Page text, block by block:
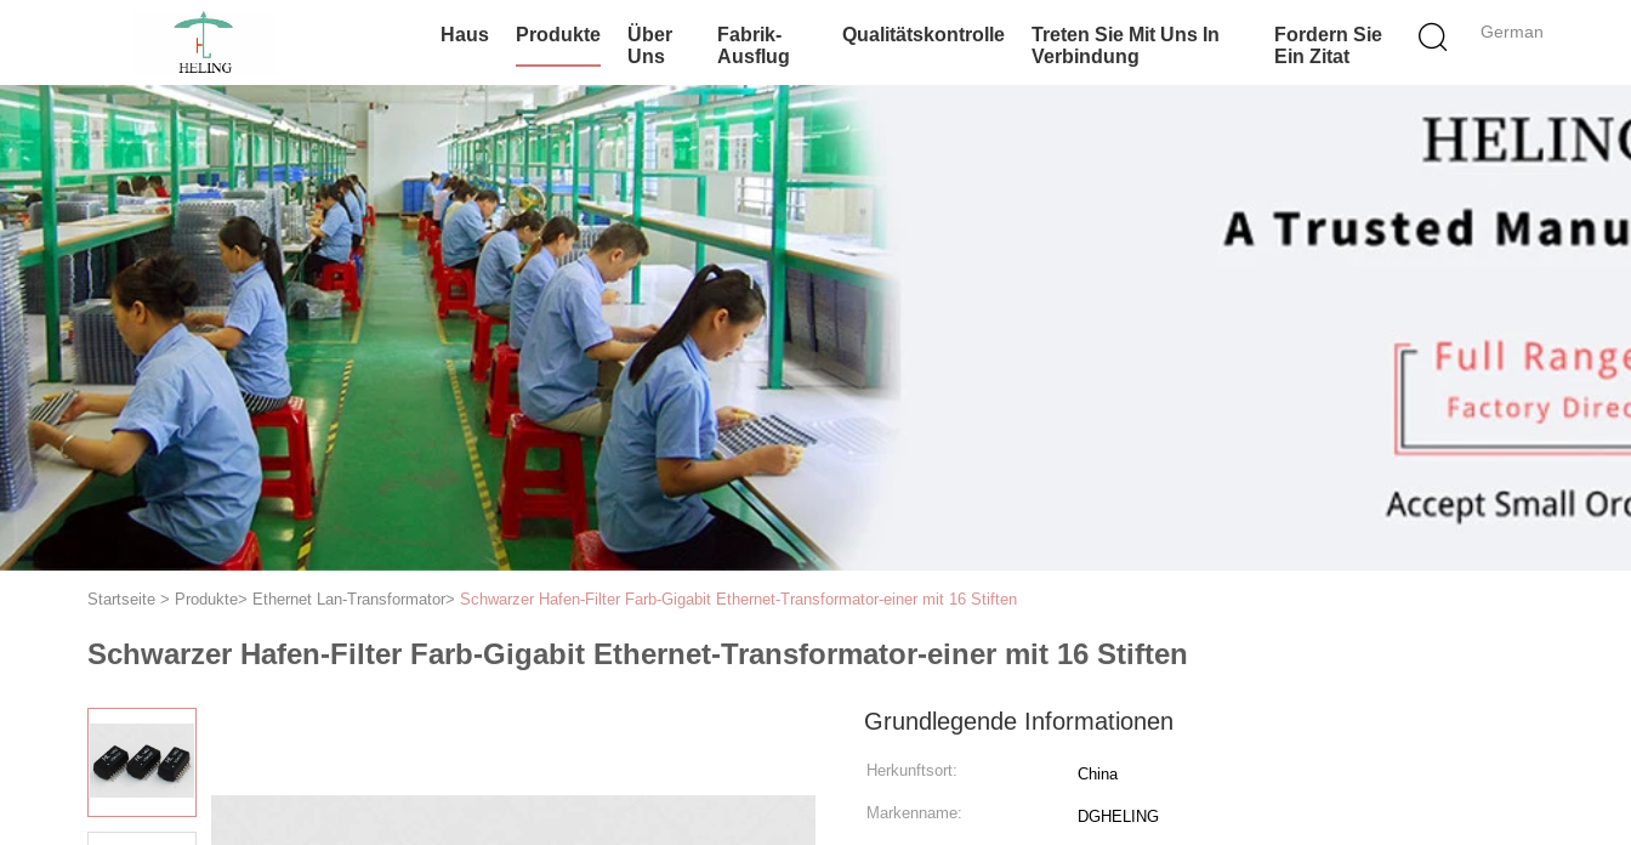
German
Haus Produkte
Über
Uns
Fabrik-
Ausflug
Qualitätskontrolle
Treten Sie Mit Uns In
Verbindung
Fordern Sie
Ein Zitat
Startseite > Produkte> Ethernet Lan-Transformator> Schwarzer Hafen-Filter Farb-Gigabit Ethernet-Transformator-einer mit 16 Stiften
Schwarzer Hafen-Filter Farb-Gigabit Ethernet-Transformator-einer mit 16 Stiften
Grundlegende Informationen
Herkunftsort: China
Markenname: DGHELING